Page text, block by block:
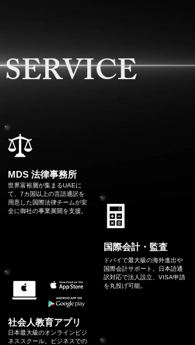
SERVICE
MDS 法律事務所
世界富裕層が集まるUAEに
て、7カ国以上の言語通訳を
用意した国際法律チームが安
全に御社の事業展開を支援。
社会人教育アプリ
日本最大級のオンラインビジ
ネススクール。ビジネスでの
国際会計・監査
ドバイで最大級の海外進出や
国際会計サポート。日本語通
訳対応で法人設立、VISA申請
を丸投げ可能。